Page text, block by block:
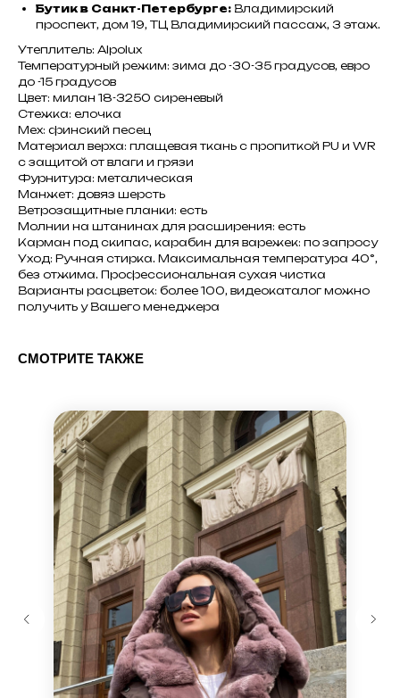
Бутик в Санкт-Петербурге: Владимирский
проспект, дом 19, ТЦ Владимирский пассаж, 3 этаж.
Утеплитель: Alpolux
Температурный режим: зима до -30-35 градусов, евро
до -15 градусов
Цвет: милан 18-3250 сиреневый
Стежка: елочка
Мех: финский песец
Материал верха: плащевая ткань с пропиткой PU и WR
с защитой от влаги и грязи
Фурнитура: металическая
Манжет: довяз шерсть
Ветрозащитные планки: есть
Молнии на штанинах для расширения: есть
Карман под скипас, карабин для варежек: по запросу
Уход: Ручная стирка. Максимальная температура 40°,
без отжима. Профессиональная сухая чистка
Варианты расцветок: более 100, видеокаталог можно
получить у Вашего менеджера
СМОТРИТЕ ТАКЖЕ